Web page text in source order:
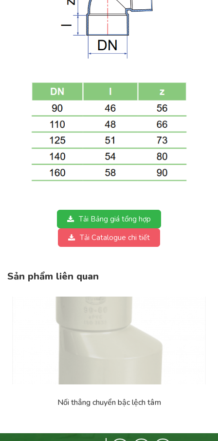
Tải Bảng giá tổng hợp
Tải Catalogue chi tiết
Sản phẩm liên quan
Nối thẳng chuyển bậc lệch tâm